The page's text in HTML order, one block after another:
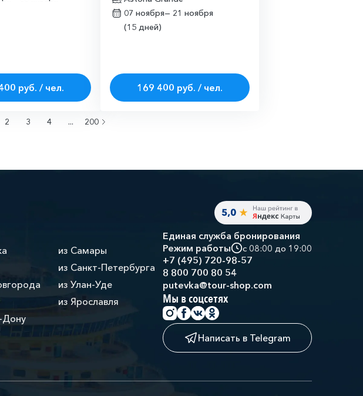
руб. / чел.
07 ноября— 21 ноября
(15 дней)
169 400 руб. / чел.
2 3 4 ... 200
Дону
из Самары
из Санкт-Петербурга
из Улан-Уде
из Ярославля
Единая служба бронирования
Режим работы
с 08:00 до 19:00
+7 (495) 720-98-57
8 800 700 80 54
putevka@tour-shop.com
Мы в соцсетях
Написать в Telegram